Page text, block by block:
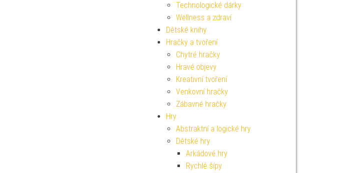
Technologické dárky
Wellness a zdraví
Dětské knihy
Hračky a tvoření
Chytré hračky
Hravé objevy
Kreativní tvoření
Venkovní hračky
Zábavné hračky
Hry
Abstraktní a logické hry
Dětské hry
Arkádové hry
Rychlé šípy